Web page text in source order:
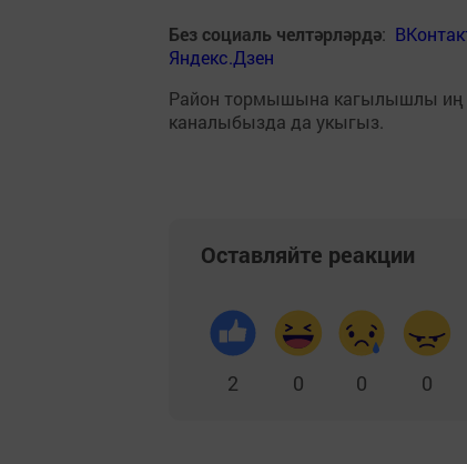
Без социаль челтәрләрдә:
Яндекс.Дзен
Район тормышына кагылышлы
каналыбызда да укыгыз.
Оставляйте реакции
2 0 0 0